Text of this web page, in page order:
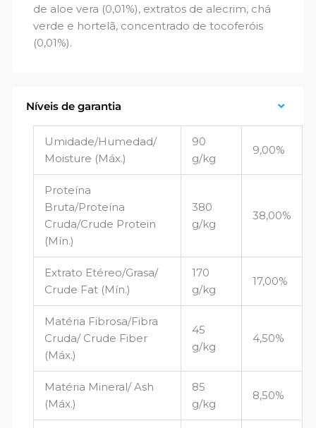
de aloe vera (0,01%), extratos de alecrim, chá
verde e hortelã, concentrado de tocoferóis
(0,01%).
Níveis de garantia
Umidade/Humedad/
Moisture (Máx.)
90
g/kg
9,00%
Proteína
Bruta/Proteína
Cruda/Crude Protein
(Mín.)
380
g/kg
38,00%
Extrato Etéreo/Grasa/
Crude Fat (Mín.)
170
g/kg
17,00%
Matéria Fibrosa/Fibra
Cruda/ Crude Fiber
(Máx.)
45
g/kg
4,50%
Matéria Mineral/ Ash
(Máx.)
85
g/kg
8,50%